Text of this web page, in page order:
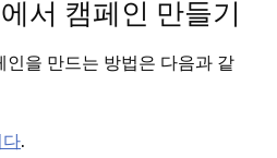
서 캠페인 만들기
인을 만드는 방법은 다음과 같
.